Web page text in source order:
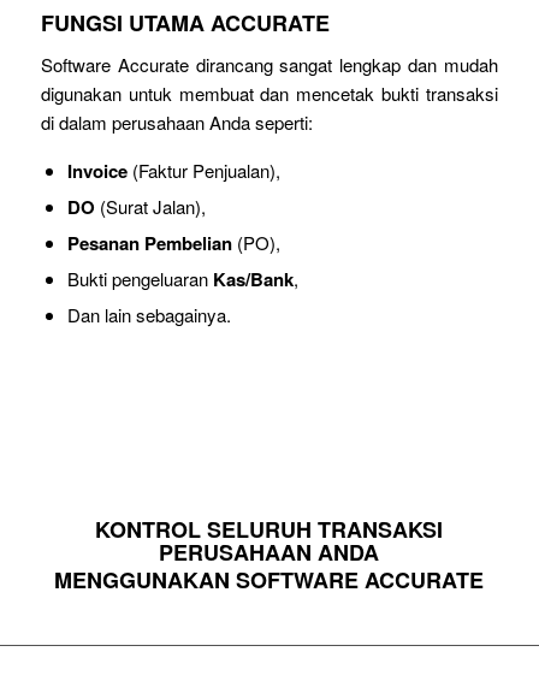
FUNGSI UTAMA ACCURATE
Software Accurate dirancang sangat lengkap dan mudah
digunakan untuk membuat dan mencetak bukti transaksi
di dalam perusahaan Anda seperti:
Invoice(Faktur Penjualan),
DO (Surat Jalan),
Pesanan Pembelian(PO),
Bukti pengeluaran Kas/Bank,
Dan lain sebagainya.
KONTROL SELURUH TRANSAKSI
PERUSAHAAN ANDA
MENGGUNAKAN SOFTWARE ACCURATE